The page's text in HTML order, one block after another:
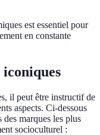
est essentiel pour
en constante
il peut être instructif de
aspects. Ci-dessous
marques les plus
socioculturel :